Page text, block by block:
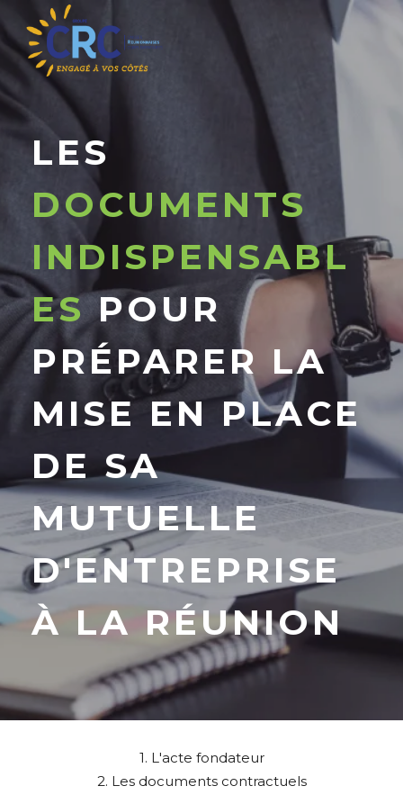
LES
DOCUMENTS
INDISPENSABL
ESPOUR
PRÉPARER LA
MISE EN PLACE
DE SA
MUTUELLE
D'ENTREPRISE
À LA RÉUNION
1. L'acte fondateur
2. Les documents contractuels